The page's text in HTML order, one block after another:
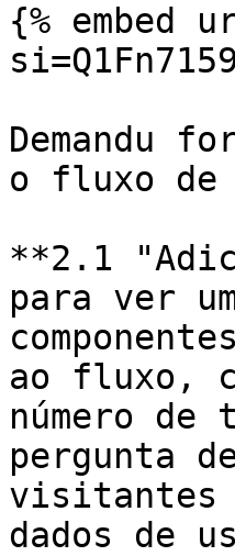
{% embed
Demandu
o fluxo
**2.1
para ver
ao fluxo,
número
pergunta
visitantes
dados de